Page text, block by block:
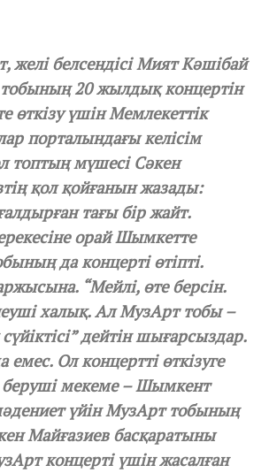
желі белсендісі Мият Кәшібай
20 жылдық концертін
өткізу үшін Мемлекеттік
порталындағы келісім
топтың мүшесі Сәкен
қол қойғанын жазады:
тағы бір жайт.
орай Шымкетте
да концерті өтіпті.
“Мейлі, өте берсін.
халық. Ал МузАрт тобы –
дейтін шығарсыздар.
емес. Ол концертті өткізуге
мекеме – Шымкент
үйін МузАрт тобының
Майғазиев басқаратыны
концерті үшін жасалған